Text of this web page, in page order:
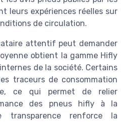
leurs expériences réelles sur
de circulation.
attentif peut demander
obtient la gamme Hifly
de la société. Certains
traceurs de consommation
ce qui permet de relier
des pneus hifly à la
transparence renforce la